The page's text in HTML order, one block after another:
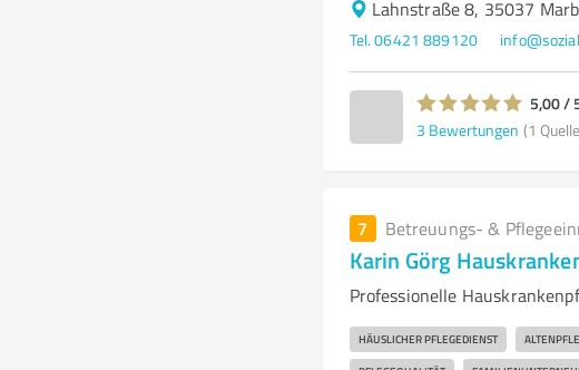
Lahnstraße 8, 35037
Tel. 06421 889120
5,00 /
3 Bewertungen (1
7 Betreuungs- &
Karin Görg
Professionelle
HÄUSLICHER PFLEGEDIENST